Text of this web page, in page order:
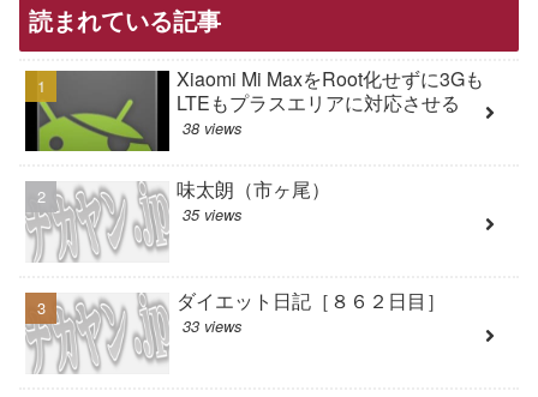
読まれている記事
Xiaomi Mi MaxをRoot化せずに3Gも
LTEもプラスエリアに対応させる
38 views
味太朗（市ヶ尾）
35 views
ダイエット日記［８６２日目］
33 views